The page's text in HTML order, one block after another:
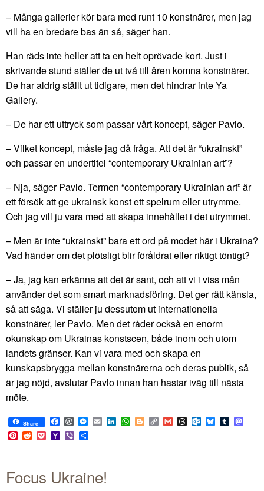
– Många gallerier kör bara med runt 10 konstnärer, men jag
vill ha en bredare bas än så, säger han.
Han räds inte heller att ta en helt oprövade kort. Just i
skrivande stund ställer de ut två till åren komna konstnärer.
De har aldrig ställt ut tidigare, men det hindrar inte Ya
Gallery.
– De har ett uttryck som passar vårt koncept, säger Pavlo.
– Vilket koncept, måste jag då fråga. Att det är “ukrainskt”
och passar en undertitel “contemporary Ukrainian art”?
– Nja, säger Pavlo. Termen “contemporary Ukrainian art” är
ett försök att ge ukrainsk konst ett spelrum eller utrymme.
Och jag vill ju vara med att skapa innehållet i det utrymmet.
– Men är inte “ukrainskt” bara ett ord på modet här i Ukraina?
Vad händer om det plötsligt blir föråldrat eller riktigt töntigt?
– Ja, jag kan erkänna att det är sant, och att vi i viss mån
använder det som smart marknadsföring. Det ger rätt känsla,
så att säga. Vi ställer ju dessutom ut internationella
konstnärer, ler Pavlo. Men det råder också en enorm
okunskap om Ukrainas konstscen, både inom och utom
landets gränser. Kan vi vara med och skapa en
kunskapsbrygga mellan konstnärerna och deras publik, så
är jag nöjd, avslutar Pavlo innan han hastar iväg till nästa
möte.
Share Facebook
WordPress
Messenger
EmailLinkedIn
WhatsApp
BloggerCopy
Link
GmailThreadsOutlook.com
BlueskyTumblr
Pinterest
RedditPocketYahoo
Mail
Viber
Focus Ukraine!